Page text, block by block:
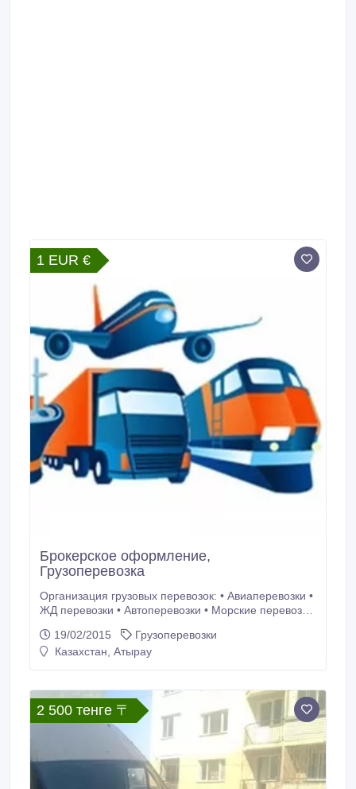
1 EUR €
Брокерское оформление,
Грузоперевозка
Организация грузовых перевозок: • Авиаперевозки •
ЖД перевозки • Автоперевозки • Морские перевозки
Проектные решения Таможенное оформление: •
Экспорт • Импорт • Транзит Решения по
19/02/2015
Грузоперевозки
Казахстан, Атырау
2 500 тенге 〒